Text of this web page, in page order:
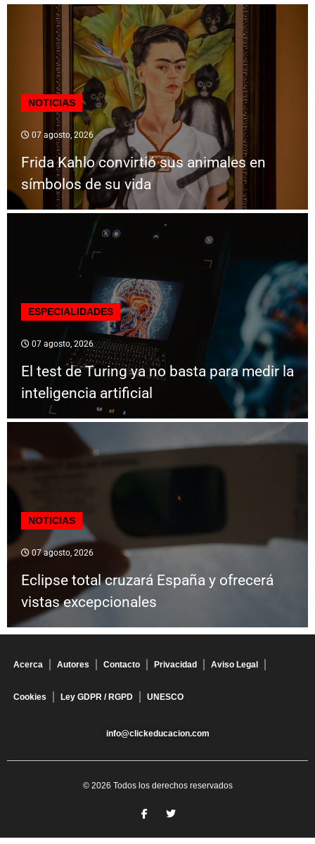
NOTICIAS
07 agosto, 2026
Frida Kahlo convirtió sus animales en
símbolos de su vida
ESPECIALIDADES
07 agosto, 2026
El test de Turing ya no basta para medir la
inteligencia artificial
NOTICIAS
07 agosto, 2026
Eclipse total cruzará España y ofrecerá
vistas excepcionales
Acerca Autores Contacto Privacidad Aviso Legal
Cookies Ley GDPR / RGPD UNESCO
info@clickeducacion.com
© 2026 Todos los derechos reservados